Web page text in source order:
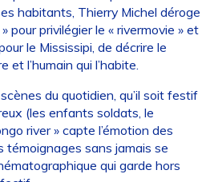
habitants, Thierry Michel déroge
pour privilégier le « rivermovie » et
le Mississipi, de décrire le
l’humain qui l’habite.
du quotidien, qu’il soit festif
(les enfants soldats, le
river » capte l’émotion des
témoignages sans jamais se
qui garde hors